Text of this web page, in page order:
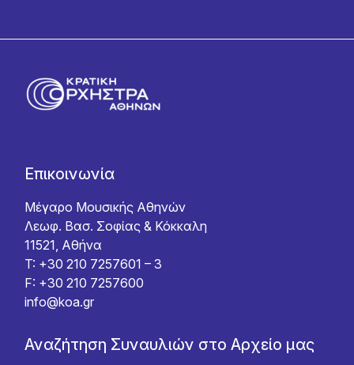
Επικοινωνία
Μέγαρο Μουσικής Αθηνών
Λεωφ. Βασ. Σοφίας & Κόκκαλη
11521, Αθήνα
T: +30 210 7257601 – 3
F: +30 210 7257600
info@koa.gr
Αναζήτηση Συναυλιών στο Αρχείο μας